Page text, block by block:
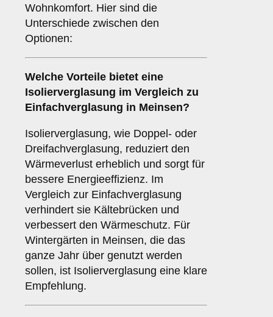
Wohnkomfort. Hier sind die
Unterschiede zwischen den
Optionen:
Welche Vorteile bietet eine
Isolierverglasung im Vergleich zu
Einfachverglasung in Meinsen?
Isolierverglasung, wie Doppel- oder
Dreifachverglasung, reduziert den
Wärmeverlust erheblich und sorgt für
bessere Energieeffizienz. Im
Vergleich zur Einfachverglasung
verhindert sie Kältebrücken und
verbessert den Wärmeschutz. Für
Wintergärten in Meinsen, die das
ganze Jahr über genutzt werden
sollen, ist Isolierverglasung eine klare
Empfehlung.